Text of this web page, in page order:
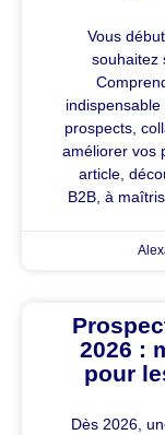
Vous
souhaitez
prospects,
améliorer vos
article,
B2B, à
2026 :
pour
Dès 2026,